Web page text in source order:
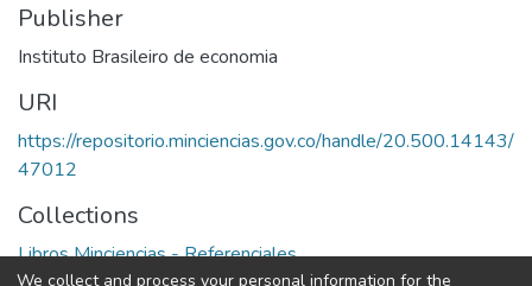
Publisher
Instituto Brasileiro de economia
URI
https://repositorio.minciencias.gov.co/handle/20.500.14143/
47012
Collections
Libros Minciencias - Referenciales
We collect and process your personal information for the